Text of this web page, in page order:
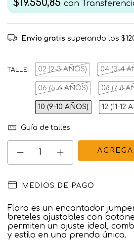
$19.550,85 con
Envío gratis superando los
TALLE 02 (2-3 AÑOS) 04 (3-4
06 (5-6 AÑOS) 08 (7-8
10 (9-10 AÑOS) 12 (11-12
Guía de talles
MEDIOS DE PAGO
Flora es un encantador
breteles ajustables con
permiten un ajuste ideal,
y estilo en una prenda única.